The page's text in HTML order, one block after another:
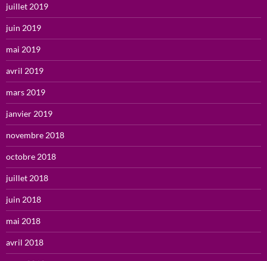
juillet 2019
juin 2019
mai 2019
avril 2019
mars 2019
janvier 2019
novembre 2018
octobre 2018
juillet 2018
juin 2018
mai 2018
avril 2018